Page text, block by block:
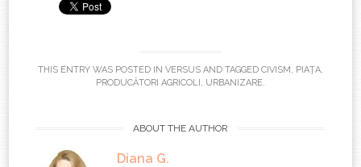
THIS ENTRY WAS POSTED IN VERSUS AND TAGGED CIVISM , PIAŢA,
PRODUCĂTORI AGRICOLI , URBANIZARE.
ABOUT THE AUTHOR
Diana G.